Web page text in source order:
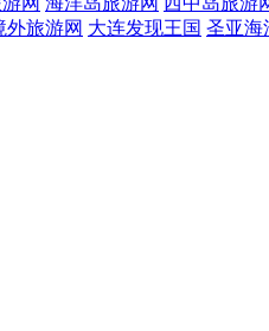
外旅游网 大连发现王国 圣亚海